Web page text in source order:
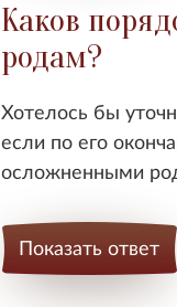
Каков
родам?
Хотелось бы
если по его
осложненными
Показать ответ